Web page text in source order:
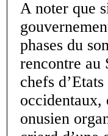
A noter que
phases du
rencontre au
chefs
onusien